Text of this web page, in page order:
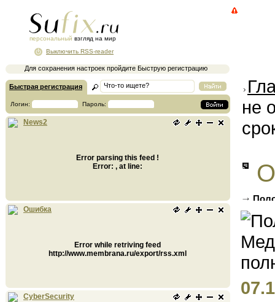
персональный взгляд на мир
Для сохранения настроек пройдите Быструю регистрацию
Выключить RSS-reader
Быстрая регистрация
Логин: Пароль:
News2
Error parsing this feed !
Error: , at line:
Ошибка
Error while retriving feed
http://www.membrana.ru/export/rss.xml
CyberSecurity
не